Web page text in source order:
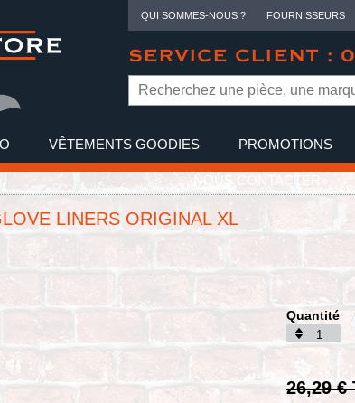
QUI SOMMES-NOUS ? FOURNISSEURS
SERVICE CLIENT :
VÊTEMENTS GOODIES PROMOTIONS
NOUS CONTACTER
LINERS ORIGINAL XL
Quantité
26,29 €